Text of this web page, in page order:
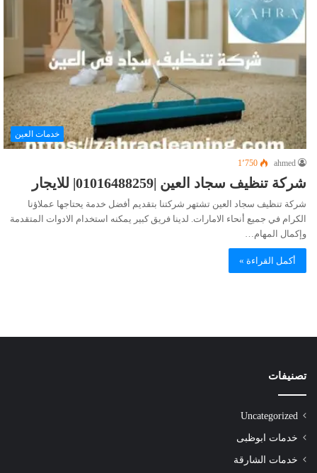
خدمات العين
ahmed 1٬750
شركة تنظيف سجاد العين |01016488259| للايجار
شركة تنظيف سجاد العين تشتهر شركتنا بتقديم أفضل خدمة يحتاجها عملاؤنا
الكرام في جميع أنحاء الامارات. لدينا فريق كبير يمكنه استخدام الادوات المتقدمة
وإكمال المهام…
أكمل القراءة »
تصنيفات
Uncategorized
خدمات ابوظبى
خدمات الشارقة